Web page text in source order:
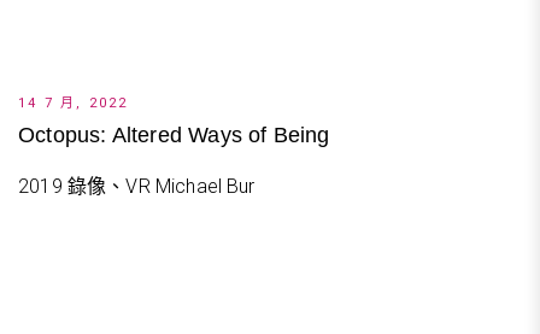
14 7 月, 2022
Octopus: Altered Ways of Being
2019 錄像、VR Michael Bur